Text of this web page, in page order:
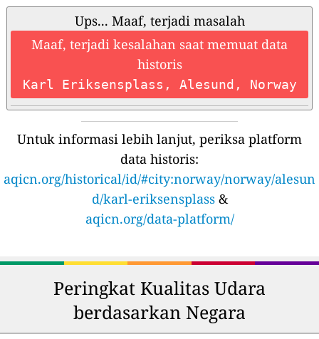
Ups... Maaf, terjadi masalah
Maaf, terjadi kesalahan saat memuat data
historis
Karl Eriksensplass, Alesund, Norway
Untuk informasi lebih lanjut, periksa platform
data historis:
aqicn.org/historical/id/#city:norway/norway/alesun
d/karl-eriksensplass&
aqicn.org/data-platform/
Peringkat Kualitas Udara
berdasarkan Negara